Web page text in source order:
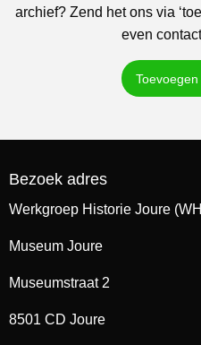
archief? Zend het ons via
even
Bezoek adres
Werkgroep Historie Joure
Museum Joure
Museumstraat 2
8501 CD Joure